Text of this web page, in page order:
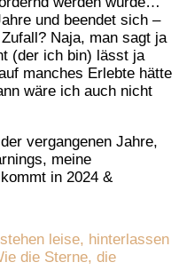
und beendet sich –
Naja, man sagt ja
(der ich bin) lässt ja
manches Erlebte hätte
wäre ich auch nicht
vergangenen Jahre,
meine
in 2024 &
leise, hinterlassen
die Sterne, die